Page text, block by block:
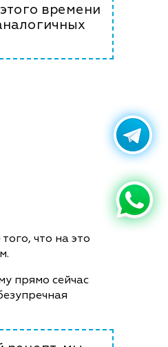
времени
что на это
прямо сейчас